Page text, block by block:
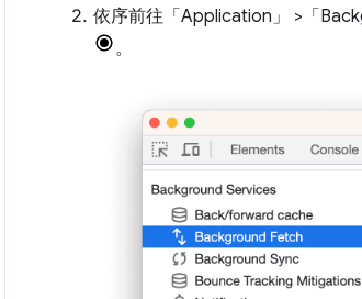
依序前往「Application」
>「
。